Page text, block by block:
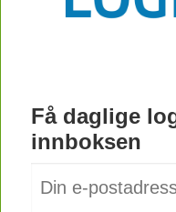
Få daglige
innboksen